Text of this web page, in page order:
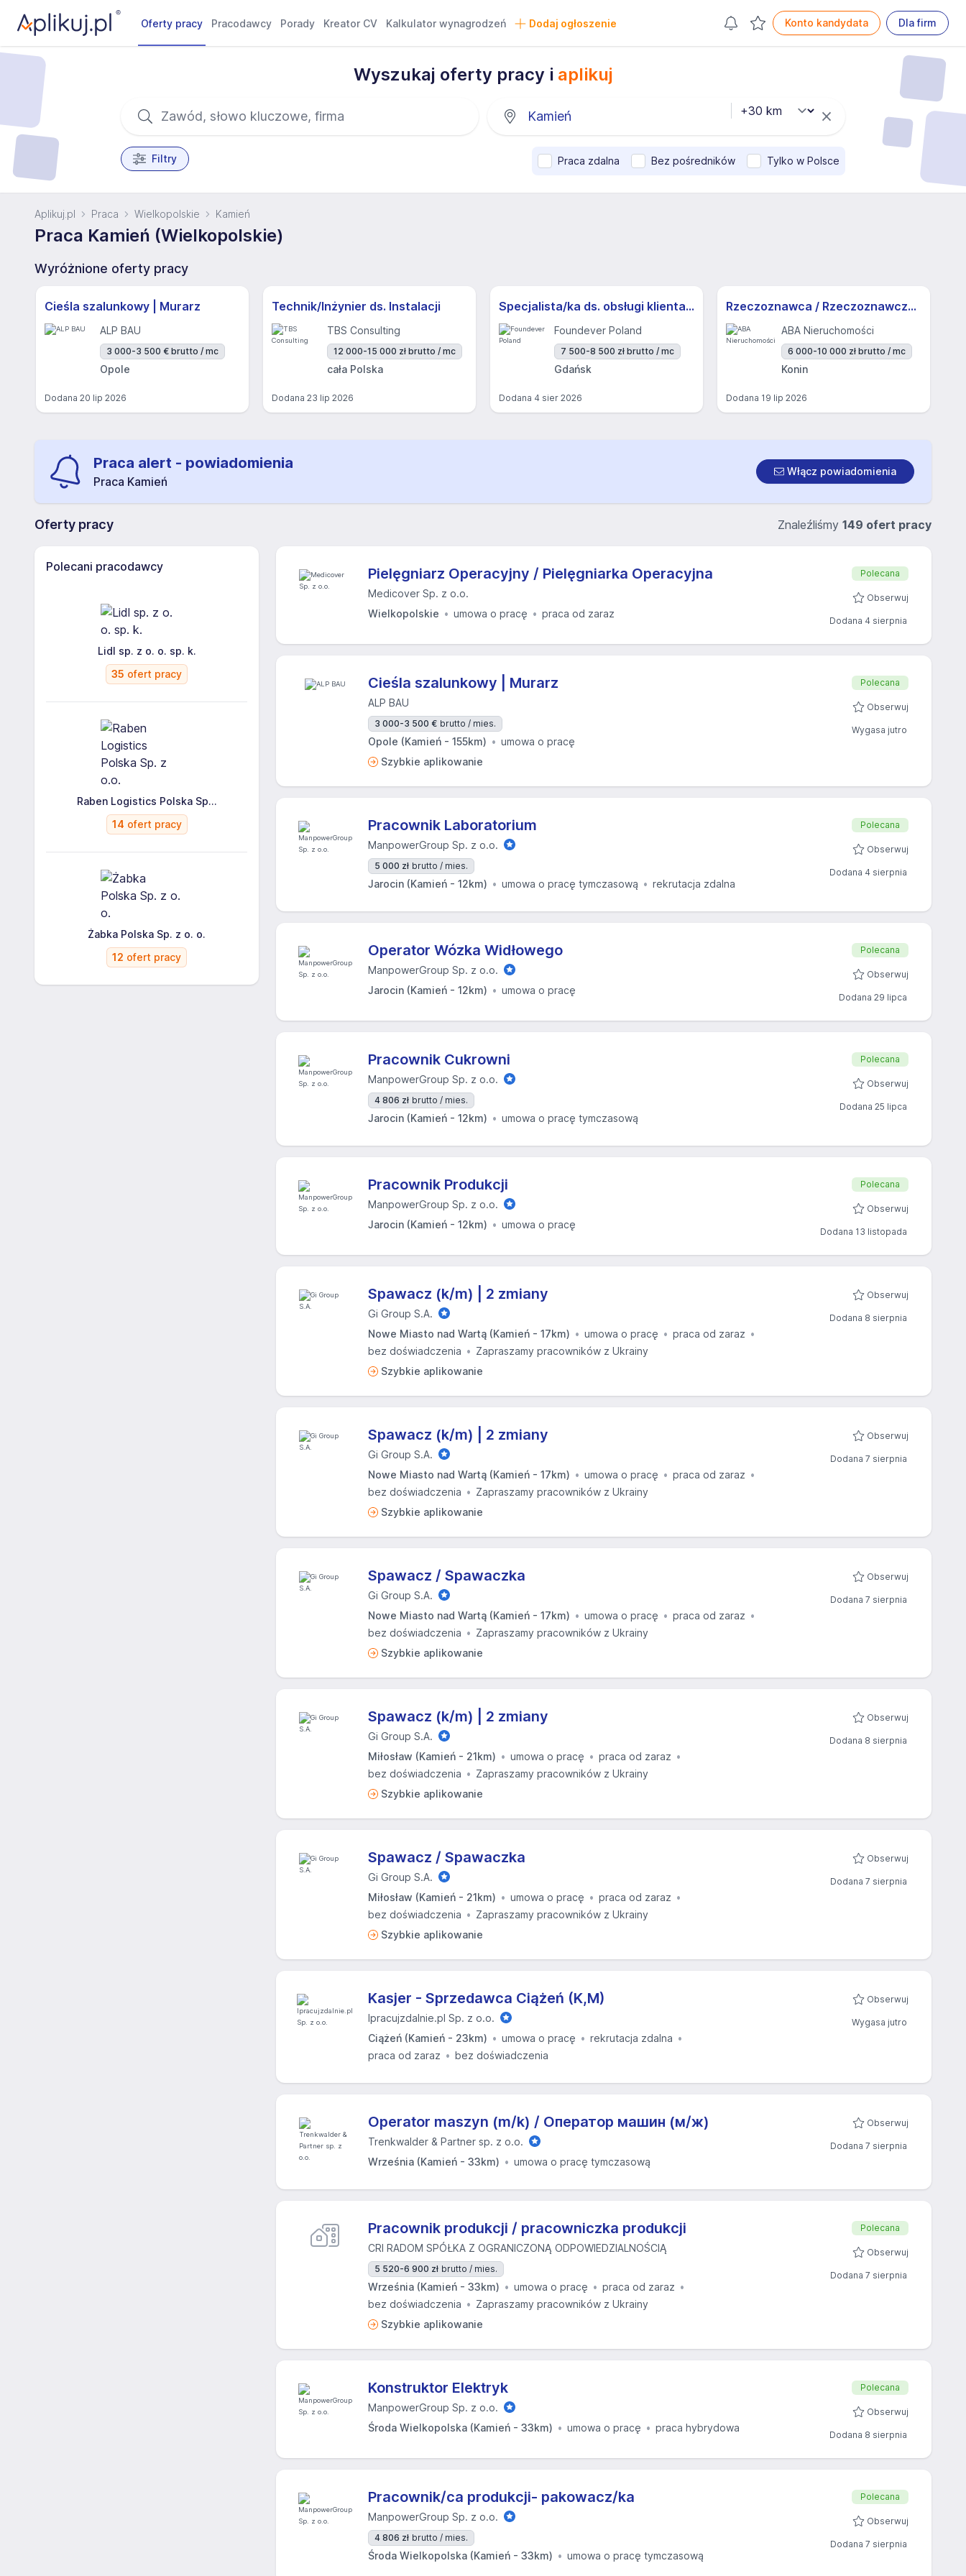
Oferty pracy Pracodawcy Porady Kreator CV Kalkulator wynagrodzeń Dodaj ogłoszenie Konto kandydata Dla firm
Wyszukaj oferty pracy i aplikuj
Filtry Praca zdalna Bez pośredników Tylko w Polsce
Aplikuj.pl Praca Wielkopolskie Kamień
Praca Kamień (Wielkopolskie)
Wyróżnione oferty pracy
Cieśla szalunkowy | Murarz
ALP BAU
3 000-3 500 € brutto / mc
Opole
Dodana 20 lip 2026
Technik/Inżynier ds. Instalacji
TBS Consulting
12 000-15 000 zł brutto / mc
cała Polska
Dodana 23 lip 2026
Specjalista/ka ds. obsługi klienta z j.niemieckim
Foundever Poland
7 500-8 500 zł brutto / mc
Gdańsk
Dodana 4 sier 2026
Rzeczoznawca / Rzeczoznawczyni nieruchomości
ABA Nieruchomości
6 000-10 000 zł brutto / mc
Konin
Dodana 19 lip 2026
Praca alert - powiadomienia
Praca Kamień
Włącz powiadomienia
Oferty pracy Znaleźliśmy 149 ofert pracy
Polecani pracodawcy
Lidl sp. z o. o. sp. k.
35 ofert pracy
Raben Logistics Polska Sp...
14 ofert pracy
Żabka Polska Sp. z o. o.
12 ofert pracy
Pielęgniarz Operacyjny / Pielęgniarka Operacyjna
Medicover Sp. z o.o.
Wielkopolskie
umowa o pracę praca od zaraz
Polecana
Obserwuj
Dodana 4 sierpnia
Cieśla szalunkowy | Murarz
ALP BAU
3 000-3 500 € brutto / mies.
Opole (Kamień - 155km)
umowa o pracę
Szybkie aplikowanie
Polecana
Obserwuj
Wygasa jutro
Pracownik Laboratorium
ManpowerGroup Sp. z o.o.
5 000 zł brutto / mies.
Jarocin (Kamień - 12km) umowa o pracę tymczasową rekrutacja zdalna
Polecana
Obserwuj
Dodana 4 sierpnia
Operator Wózka Widłowego
ManpowerGroup Sp. z o.o.
Jarocin (Kamień - 12km)
umowa o pracę
Polecana
Obserwuj
Dodana 29 lipca
Pracownik Cukrowni
ManpowerGroup Sp. z o.o.
4 806 zł brutto / mies.
Jarocin (Kamień - 12km) umowa o pracę tymczasową
Polecana
Obserwuj
Dodana 25 lipca
Pracownik Produkcji
ManpowerGroup Sp. z o.o.
Jarocin (Kamień - 12km)
umowa o pracę
Polecana
Obserwuj
Dodana 13 listopada
Spawacz (k/m) | 2 zmiany
Gi Group S.A.
Nowe Miasto nad Wartą (Kamień - 17km)
umowa o pracę
praca od zaraz
bez doświadczenia
Zapraszamy pracowników z Ukrainy
Szybkie aplikowanie
Obserwuj
Dodana 8 sierpnia
Spawacz (k/m) | 2 zmiany
Gi Group S.A.
Nowe Miasto nad Wartą (Kamień - 17km)
umowa o pracę
praca od zaraz
bez doświadczenia
Zapraszamy pracowników z Ukrainy
Szybkie aplikowanie
Obserwuj
Dodana 7 sierpnia
Spawacz / Spawaczka
Gi Group S.A.
Nowe Miasto nad Wartą (Kamień - 17km)
umowa o pracę
praca od zaraz
bez doświadczenia
Zapraszamy pracowników z Ukrainy
Szybkie aplikowanie
Obserwuj
Dodana 7 sierpnia
Spawacz (k/m) | 2 zmiany
Gi Group S.A.
Miłosław (Kamień - 21km)
umowa o pracę
praca od zaraz
bez doświadczenia
Zapraszamy pracowników z Ukrainy
Szybkie aplikowanie
Obserwuj
Dodana 8 sierpnia
Spawacz / Spawaczka
Gi Group S.A.
Miłosław (Kamień - 21km)
umowa o pracę
praca od zaraz
bez doświadczenia
Zapraszamy pracowników z Ukrainy
Szybkie aplikowanie
Obserwuj
Dodana 7 sierpnia
Kasjer - Sprzedawca Ciążeń (K,M)
Ipracujzdalnie.pl Sp. z o.o.
Ciążeń (Kamień - 23km)
umowa o pracę
rekrutacja zdalna
praca od zaraz
bez doświadczenia
Obserwuj
Wygasa jutro
Operator maszyn (m/k) / Oператор машин (м/ж)
Trenkwalder & Partner sp. z o.o.
Września (Kamień - 33km)
umowa o pracę tymczasową
Obserwuj
Dodana 7 sierpnia
Pracownik produkcji / pracowniczka produkcji
CRI RADOM SPÓŁKA Z OGRANICZONĄ ODPOWIEDZIALNOŚCIĄ
5 520-6 900 zł brutto / mies.
Września (Kamień - 33km) umowa o pracę
praca od zaraz
bez doświadczenia
Zapraszamy pracowników z Ukrainy
Szybkie aplikowanie
Polecana
Obserwuj
Dodana 7 sierpnia
Konstruktor Elektryk
ManpowerGroup Sp. z o.o.
Środa Wielkopolska (Kamień - 33km)
umowa o pracę praca hybrydowa
Polecana
Obserwuj
Dodana 8 sierpnia
Pracownik/ca produkcji- pakowacz/ka
ManpowerGroup Sp. z o.o.
4 806 zł brutto / mies.
Środa Wielkopolska (Kamień - 33km) umowa o pracę tymczasową
Polecana
Obserwuj
Dodana 7 sierpnia